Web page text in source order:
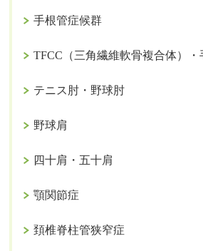
手根管症候群
TFCC（三角繊維軟骨複合体）・
テニス肘・野球肘
野球肩
四十肩・五十肩
顎関節症
頚椎脊柱管狭窄症